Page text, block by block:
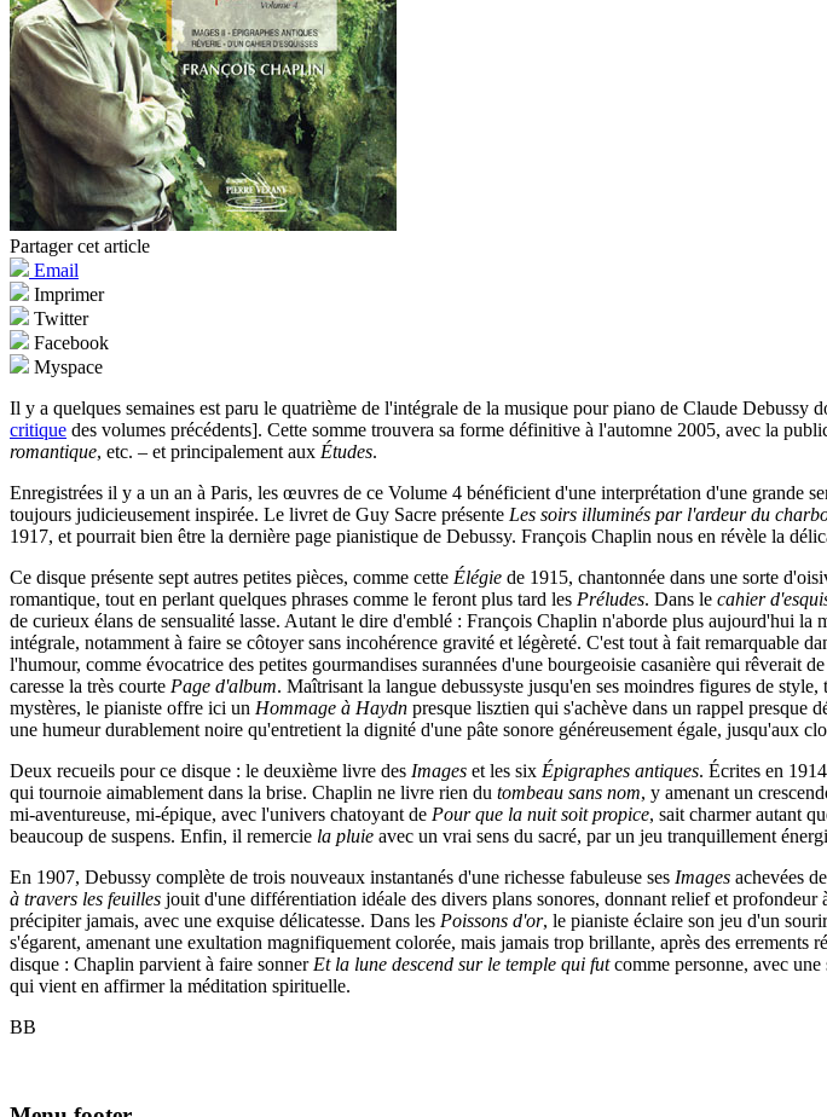
Partager cet article
Email
Imprimer
Twitter
Facebook
Myspace
Il y a quelques semaines est paru le quatrième de l'intégrale de la musique pour piano de Claude
critique des volumes précédents]. Cette somme trouvera sa forme définitive à l'automne 2005, avec la
romantique, etc. – et principalement aux Études.
Enregistrées il y a un an à Paris, les œuvres de ce Volume 4 bénéficient d'une interprétation d'une grande
toujours judicieusement inspirée. Le livret de Guy Sacre présente Les soirs illuminés par l'ardeur du
1917, et pourrait bien être la dernière page pianistique de Debussy. François Chaplin nous en révèle la
Ce disque présente sept autres petites pièces, comme cette Élégie de 1915, chantonnée dans une sorte
romantique, tout en perlant quelques phrases comme le feront plus tard les Préludes. Dans le cahier
de curieux élans de sensualité lasse. Autant le dire d'emblé : François Chaplin n'aborde plus aujourd'hui
intégrale, notamment à faire se côtoyer sans incohérence gravité et légèreté. C'est tout à fait remarquable
l'humour, comme évocatrice des petites gourmandises surannées d'une bourgeoisie casanière qui
caresse la très courte Page d'album. Maîtrisant la langue debussyste jusqu'en ses moindres figures de
mystères, le pianiste offre ici un Hommage à Haydn presque lisztien qui s'achève dans un rappel presque
une humeur durablement noire qu'entretient la dignité d'une pâte sonore généreusement égale, jusqu'aux
Deux recueils pour ce disque : le deuxième livre des Images et les six Épigraphes antiques. Écrites en
qui tournoie aimablement dans la brise. Chaplin ne livre rien du tombeau sans nom, y amenant un
mi-aventureuse, mi-épique, avec l'univers chatoyant de Pour que la nuit soit propice, sait charmer autant
beaucoup de suspens. Enfin, il remercie la pluie avec un vrai sens du sacré, par un jeu tranquillement
En 1907, Debussy complète de trois nouveaux instantanés d'une richesse fabuleuse ses Images achevées
à travers les feuilles jouit d'une différentiation idéale des divers plans sonores, donnant relief et
précipiter jamais, avec une exquise délicatesse. Dans les Poissons d'or, le pianiste éclaire son jeu d'un
s'égarent, amenant une exultation magnifiquement colorée, mais jamais trop brillante, après des
disque : Chaplin parvient à faire sonner Et la lune descend sur le temple qui futcomme personne, avec une
qui vient en affirmer la méditation spirituelle.
BB